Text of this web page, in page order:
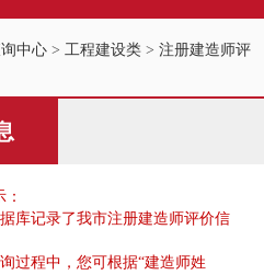
中心 > 工程建设类 > 注册建造师评
库记录了我市注册建造师评价信
过程中，您可根据“建造师姓